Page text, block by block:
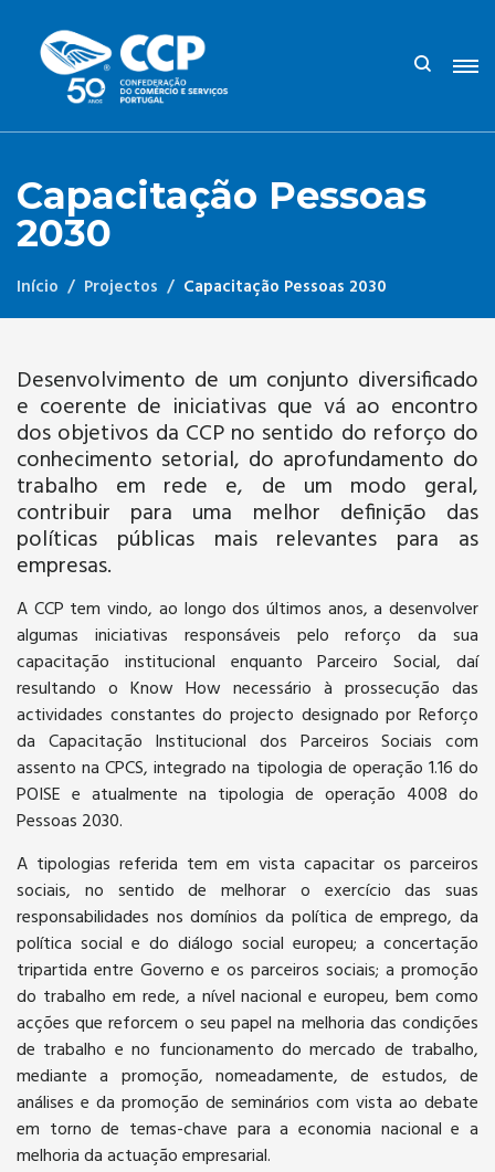
Capacitação Pessoas
2030
Início Projectos Capacitação Pessoas 2030
Desenvolvimento de um conjunto diversificado
e coerente de iniciativas que vá ao encontro
dos objetivos da CCP no sentido do reforço do
conhecimento setorial, do aprofundamento do
trabalho em rede e, de um modo geral,
contribuir para uma melhor definição das
políticas públicas mais relevantes para as
empresas.
A CCP tem vindo, ao longo dos últimos anos, a desenvolver
algumas iniciativas responsáveis pelo reforço da sua
capacitação institucional enquanto Parceiro Social, daí
resultando o Know How necessário à prossecução das
actividades constantes do projecto designado por Reforço
da Capacitação Institucional dos Parceiros Sociais com
assento na CPCS, integrado na tipologia de operação 1.16 do
POISE e atualmente na tipologia de operação 4008 do
Pessoas 2030.
A tipologias referida tem em vista capacitar os parceiros
sociais, no sentido de melhorar o exercício das suas
responsabilidades nos domínios da política de emprego, da
política social e do diálogo social europeu; a concertação
tripartida entre Governo e os parceiros sociais; a promoção
do trabalho em rede, a nível nacional e europeu, bem como
acções que reforcem o seu papel na melhoria das condições
de trabalho e no funcionamento do mercado de trabalho,
mediante a promoção, nomeadamente, de estudos, de
análises e da promoção de seminários com vista ao debate
em torno de temas-chave para a economia nacional e a
melhoria da actuação empresarial.